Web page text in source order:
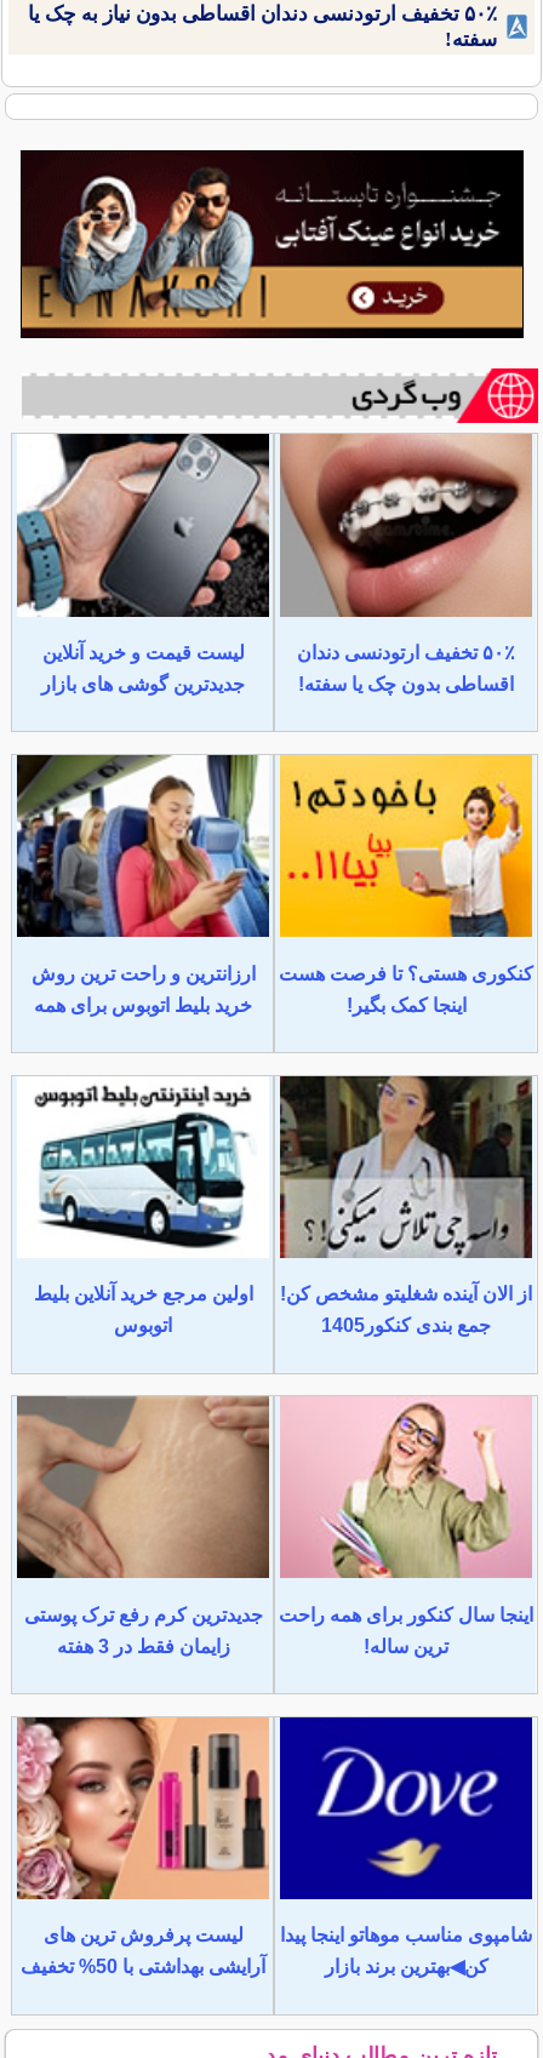
۵۰٪ تخفیف ارتودنسی دندان اقساطی بدون نیاز به چک یا
سفته!
۵۰٪ تخفیف ارتودنسی دندان
اقساطی بدون چک یا سفته!
لیست قیمت و خرید آنلاین
جدیدترین گوشی های بازار
کنکوری هستی؟ تا فرصت هست
اینجا کمک بگیر!
ارزانترین و راحت ترین روش
خرید بلیط اتوبوس برای همه
از الان آینده شغلیتو مشخص کن!
جمع بندی کنکور1405
اولین مرجع خرید آنلاین بلیط
اتوبوس
اینجا سال کنکور برای همه راحت
ترین ساله!
جدیدترین کرم رفع ترک پوستی
زایمان فقط در 3 هفته
شامپوی مناسب موهاتو اینجا پیدا
کن◀بهترین برند بازار
لیست پرفروش ترین های
آرایشی بهداشتی با 50% تخفیف